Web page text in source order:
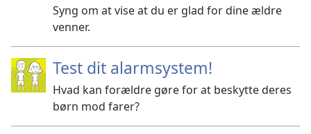
Syng om at vise at du er glad for dine ældre
venner.
Test dit alarmsystem!
Hvad kan forældre gøre for at beskytte deres
børn mod farer?